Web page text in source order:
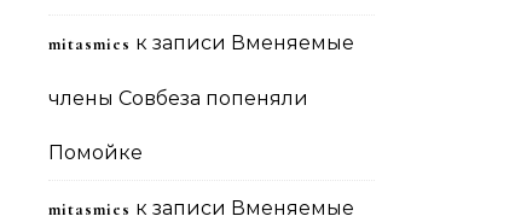
mitasmies к записи Вменяемые
члены Совбеза попеняли
Помойке
mitasmies к записи Вменяемые